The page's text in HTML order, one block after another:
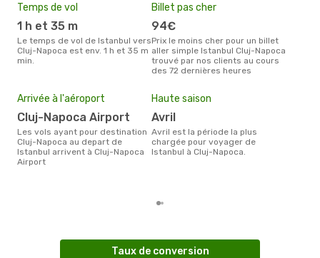
Temps de vol
1 h et 35 m
Le temps de vol de Istanbul vers
Cluj-Napoca est env. 1 h et 35 m
min.
Billet pas cher
94€
Prix le moins cher pour un billet
aller simple Istanbul Cluj-Napoca
trouvé par nos clients au cours
des 72 dernières heures
Arrivée à l'aéroport
Cluj-Napoca Airport
Les vols ayant pour destination
Cluj-Napoca au depart de
Istanbul arrivent à Cluj-Napoca
Airport
Haute saison
avril
avril est la période la plus
chargée pour voyager de
Istanbul à Cluj-Napoca.
Taux de conversion